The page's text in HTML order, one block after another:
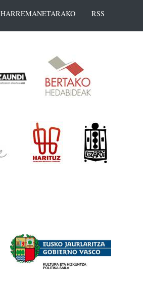
HARREMANETARAKO RSS